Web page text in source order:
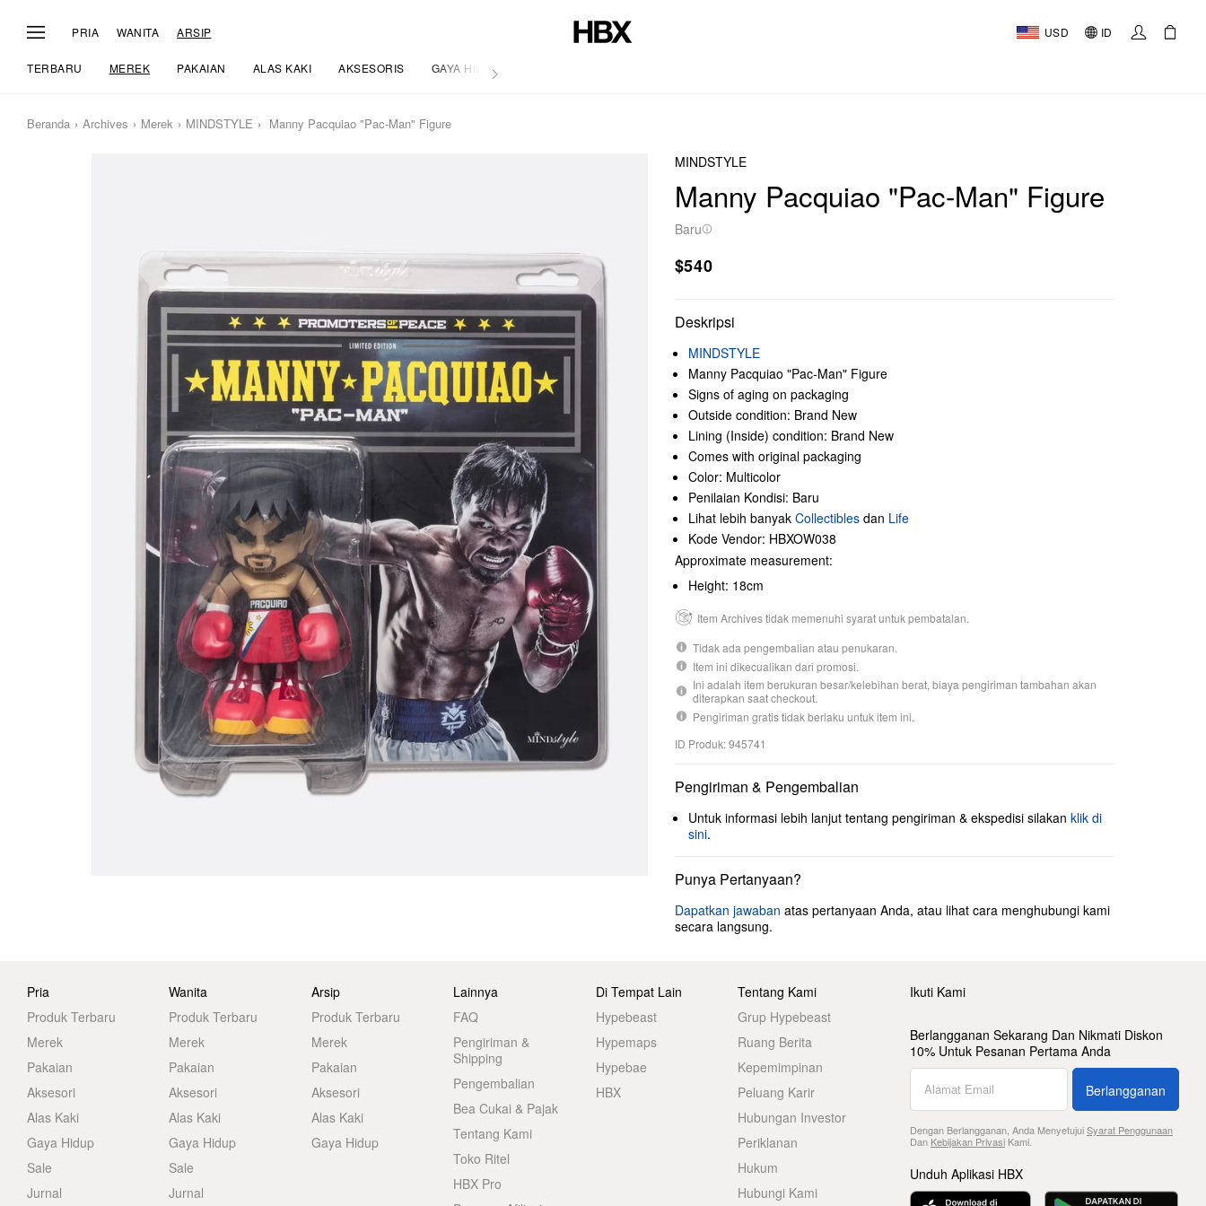
PRIA WANITA ARSIP USD ID
TERBARU MEREK PAKAIAN ALAS KAKI AKSESORIS GAYA HIDUP
Beranda Archives Merek MINDSTYLE Manny Pacquiao "Pac-Man" Figure
MINDSTYLE
Manny Pacquiao "Pac-Man" Figure
Baru
$540
Deskripsi
MINDSTYLE
Manny Pacquiao "Pac-Man" Figure
Signs of aging on packaging
Outside condition: Brand New
Lining (Inside) condition: Brand New
Comes with original packaging
Color: Multicolor
Penilaian Kondisi: Baru
Lihat lebih banyak Collectiblesdan Life
Kode Vendor: HBXOW038
Approximate measurement:
Height: 18cm
Item Archives tidak memenuhi syarat untuk pembatalan.
Tidak ada pengembalian atau penukaran.
Item ini dikecualikan dari promosi.
Ini adalah item berukuran besar/kelebihan berat, biaya pengiriman tambahan akan
diterapkan saat checkout.
Pengiriman gratis tidak berlaku untuk item ini.
ID Produk: 945741
Pengiriman & Pengembalian
Untuk informasi lebih lanjut tentang pengiriman & ekspedisi silakan klik di
sini.
Punya Pertanyaan?
Dapatkan jawaban atas pertanyaan Anda, atau lihat cara menghubungi kami
secara langsung.
Pria
Produk Terbaru
Merek
Pakaian
Aksesori
Alas Kaki
Gaya Hidup
Sale
Jurnal
Wanita
Produk Terbaru
Merek
Pakaian
Aksesori
Alas Kaki
Gaya Hidup
Sale
Jurnal
Arsip
Produk Terbaru
Merek
Pakaian
Aksesori
Alas Kaki
Gaya Hidup
Lainnya
FAQ
Pengiriman &
Shipping
Pengembalian
Bea Cukai & Pajak
Tentang Kami
Toko Ritel
HBX Pro
Di Tempat Lain
Hypebeast
Hypemaps
Hypebae
HBX
Tentang Kami
Grup Hypebeast
Ruang Berita
Kepemimpinan
Peluang Karir
Hubungan Investor
Periklanan
Hukum
Hubungi Kami
Ikuti Kami
Berlangganan Sekarang Dan Nikmati Diskon
10% Untuk Pesanan Pertama Anda
Berlangganan
Dengan Berlangganan, Anda MenyetujuiSyarat Penggunaan
Dan Kebijakan PrivasiKami.
Unduh Aplikasi HBX